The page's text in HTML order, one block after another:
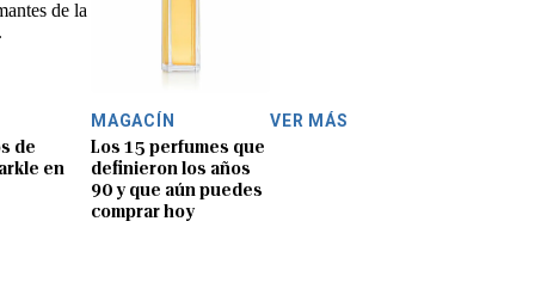
de
en
MAGACÍN
Los 15 perfumes que
definieron los años
90 y que aún puedes
comprar hoy
VER MÁS